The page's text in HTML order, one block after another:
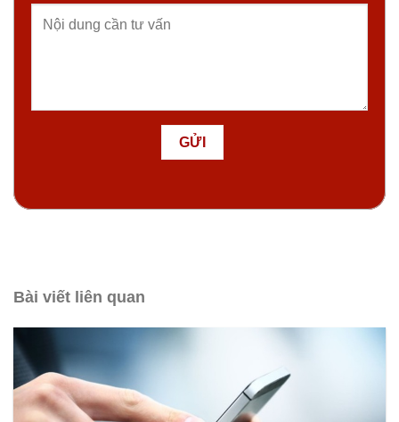
Bài viết liên quan